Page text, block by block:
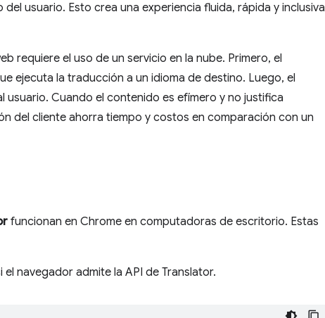
usuario. Esto crea una experiencia fluida, rápida y inclusiva
requiere el uso de un servicio en la nube. Primero, el
ejecuta la traducción a un idioma de destino. Luego, el
Cuando el contenido es efímero y no justifica
del cliente ahorra tiempo y costos en comparación con un
funcionan en Chrome en computadoras de escritorio. Estas
navegador admite la API de Translator.